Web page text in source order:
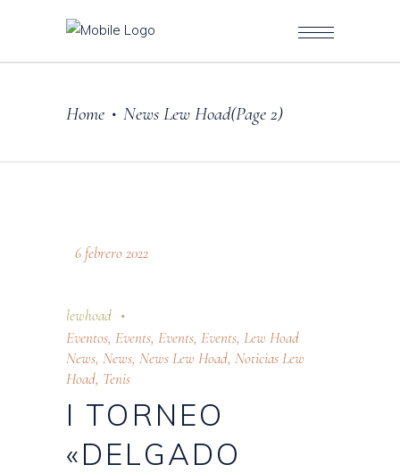
Home • News Lew Hoad(Page 2)
6 febrero 2022
lewhoad
Eventos, Events, Events, Events, Lew Hoad
News, News, News Lew Hoad, Noticias Lew
Hoad, Tenis
I TORNEO
«DELGADO